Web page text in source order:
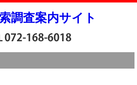
調査案内サイト